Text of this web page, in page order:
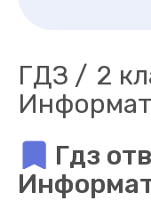
ГДЗ
2
Гдз